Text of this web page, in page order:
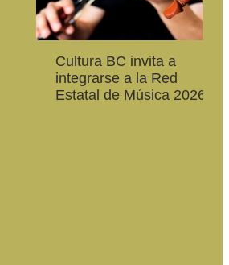
Cultura BC invita a
integrarse a la Red
Estatal de Música 2026